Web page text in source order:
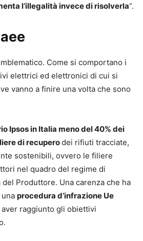
l’illegalità invece di risolverla“.
Come si comportano i
elettrici ed elettronici di cui si
vanno a finire una volta che sono
Ipsos in Italia meno del 40% dei
di recuperodei rifiuti tracciate,
sostenibili, ovvero le filiere
nel quadro del regime di
del Produttore. Una carenza che ha
procedura d’infrazione Ue
raggiunto gli obiettivi